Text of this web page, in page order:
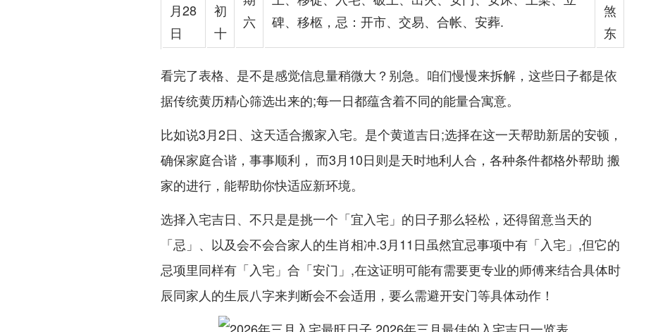
月28
日
初
十
六
碑、移柩，忌：开市、交易、合帐、安葬.
煞
东
看完了表格、是不是感觉信息量稍微大？别急。咱们慢慢来拆解，这些日子都是依
据传统黄历精心筛选出来的;每一日都蕴含着不同的能量合寓意。
比如说3月2日、这天适合搬家入宅。是个黄道吉日;选择在这一天帮助新居的安顿，
确保家庭合谐，事事顺利， 而3月10日则是天时地利人合，各种条件都格外帮助 搬
家的进行，能帮助你快适应新环境。
选择入宅吉日、不只是是挑一个「宜入宅」的日子那么轻松，还得留意当天的
「忌」、以及会不会合家人的生肖相冲.3月11日虽然宜忌事项中有「入宅」,但它的
忌项里同样有「入宅」合「安门」,在这证明可能有需要更专业的师傅来结合具体时
辰同家人的生辰八字来判断会不会适用，要么需避开安门等具体动作！